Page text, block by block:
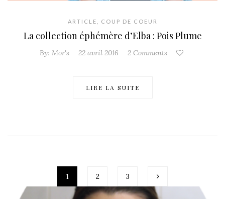
ARTICLE COUP DE COEUR
La collection éphémère d’Elba : Pois Plume
By: Mor's 22 avril 2016 2 Comments
LIRE LA SUITE
1 2 3